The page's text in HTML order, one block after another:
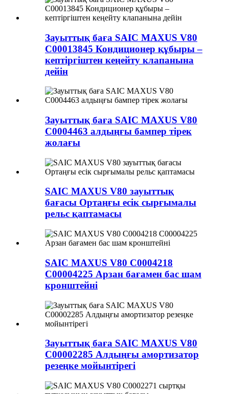
Зауыттық баға SAIC MAXUS V80
C00013845 Кондиционер құбыры –
кептіргіштен кеңейту клапанына
дейін
Зауыттық баға SAIC MAXUS V80
C0004463 алдыңғы бампер тірек
жолағы
SAIC MAXUS V80 зауыттық
бағасы Ортаңғы есік сырғымалы
рельс қаптамасы
SAIC MAXUS V80 C0004218
C00004225 Арзан бағамен бас шам
кронштейні
Зауыттық баға SAIC MAXUS V80
C00002285 Алдыңғы амортизатор
резеңке мойынтірегі